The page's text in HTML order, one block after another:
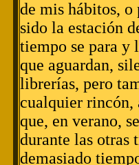
de mis hábitos, o
sido la estación
tiempo se para y
que aguardan,
librerías, pero
cualquier rincón,
que, en verano,
durante las otras
demasiado